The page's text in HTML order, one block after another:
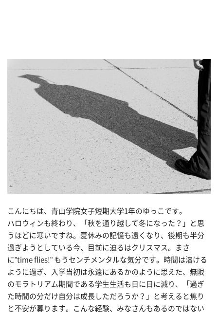
こんにちは、青山学院女子短期大学1年のゆっこです。
ハロウィンも終わり、「秋を通り越して冬になった？」と思
うほどに寒いですね。夏休みの記憶も遠くなり、後期も半分
過ぎようとしている今、目前に迫るはクリスマス。まさ
に"time flies!" もうセンチメンタルな気分です。時間は溶ける
ように過ぎ、入学当初は永遠にあるかのように思えた、無限
のモラトリアム期間である学生生活も日に日に減り、「過ぎ
た時間の分だけ自分は成長しただろうか？」と考えると焦り
と不安が募ります。こんな経験、みなさんもあるのではない